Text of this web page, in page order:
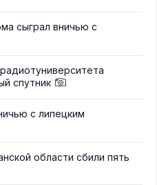
сыграл вничью с
спутник
с липецким
области сбили пять